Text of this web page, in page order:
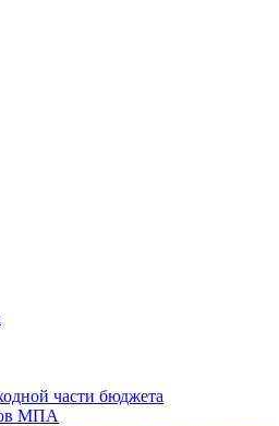
части бюджета
МПА